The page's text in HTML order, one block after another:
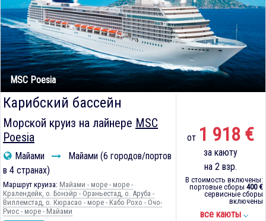
MSC Poesia
Карибский бассейн
Морской круиз на лайнере MSC
Poesia
Майами
Майами (6 городов/портов
в 4 странах)
Маршрут круиза: Майами - море - море -
Кралендейк, о. Бонэйр - Ораньестад, о. Аруба -
Виллемстад, о. Кюрасао - море - Кабо Рохо - Очо-
Риос - море - Майами
от 1 918 €
за каюту
на 2 взр.
В стоимость включены:
портовые сборы 400 €
сервисные сборы
включены
все каюты